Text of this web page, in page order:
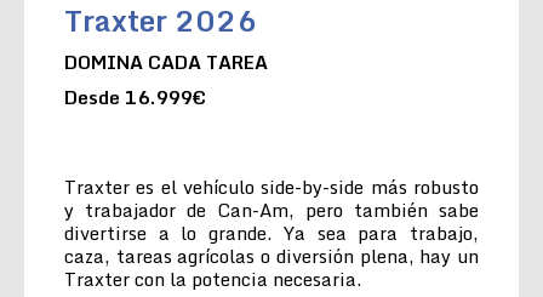
Traxter 2026
DOMINA CADA TAREA
Desde 16.999€
Traxter es el vehículo side-by-side más robusto
y trabajador de Can-Am, pero también sabe
divertirse a lo grande. Ya sea para trabajo,
caza, tareas agrícolas o diversión plena, hay un
Traxter con la potencia necesaria.